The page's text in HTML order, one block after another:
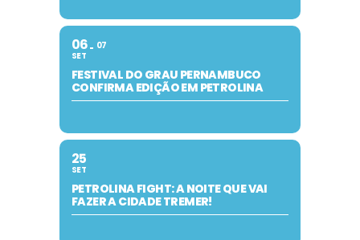
06
SET
07
FESTIVAL DO GRAU PERNAMBUCO
CONFIRMA EDIÇÃO EM PETROLINA
25
SET
PETROLINA FIGHT: A NOITE QUE VAI
FAZER A CIDADE TREMER!